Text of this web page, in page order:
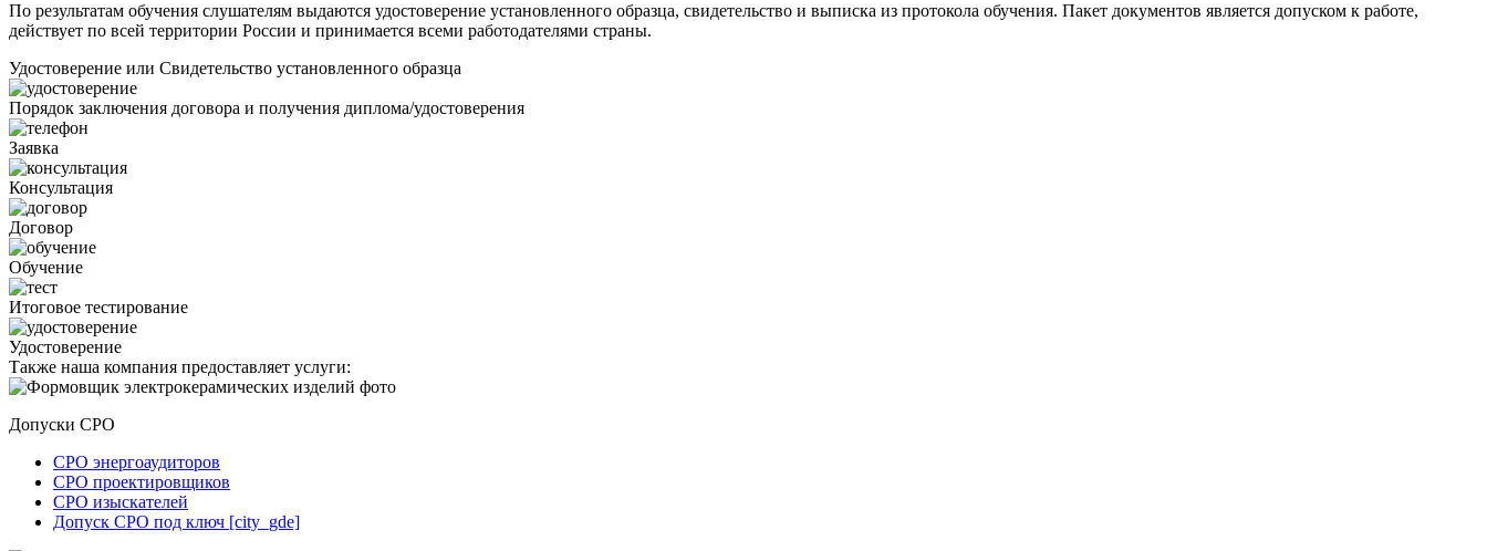
По результатам обучения слушателям выдаются удостоверение установленного образца, свидетельство и выписка из протокола обучения. Пакет документов является допуском к работе,
действует по всей территории России и принимается всеми работодателями страны.
Удостоверение или Свидетельство установленного образца
Порядок заключения договора и получения диплома/удостоверения
Заявка
Консультация
Договор
Обучение
Итоговое тестирование
Удостоверение
Также наша компания предоставляет услуги:
Допуски СРО
СРО энергоаудиторов
СРО проектировщиков
СРО изыскателей
Допуск СРО под ключ [city_gde]